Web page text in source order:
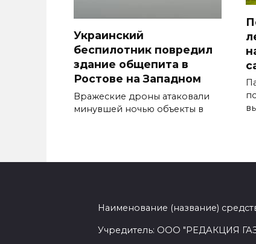
Украинский
беспилотник повредил
здание общепита в
Ростове на Западном
Вражеские дроны атаковали
минувшей ночью объекты в
Наименование (название)
Учредитель: ООО "РЕДАКЦИЯ